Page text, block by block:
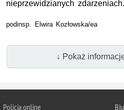
nieprzewidzianych zdarzeniach.
podinsp. Elwira Kozłowska/ea
↓ Pokaż
Policja online